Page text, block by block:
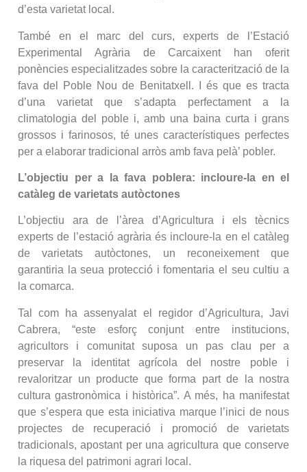
d’esta varietat local.
També en el marc del curs, experts de l’Estació
Experimental Agrària de Carcaixent han oferit
ponències especialitzades sobre la caracterització de la
fava del Poble Nou de Benitatxell. I és que es tracta
d’una varietat que s’adapta perfectament a la
climatologia del poble i, amb una baina curta i grans
grossos i farinosos, té unes característiques perfectes
per a elaborar tradicional arròs amb fava pelà’ pobler.
L’objectiu per a la fava poblera: incloure-la en el
catàleg de varietats autòctones
L’objectiu ara de l’àrea d’Agricultura i els tècnics
experts de l’estació agrària és incloure-la en el catàleg
de varietats autòctones, un reconeixement que
garantiria la seua protecció i fomentaria el seu cultiu a
la comarca.
Tal com ha assenyalat el regidor d’Agricultura, Javi
Cabrera, “este esforç conjunt entre institucions,
agricultors i comunitat suposa un pas clau per a
preservar la identitat agrícola del nostre poble i
revaloritzar un producte que forma part de la nostra
cultura gastronòmica i històrica”. A més, ha manifestat
que s’espera que esta iniciativa marque l’inici de nous
projectes de recuperació i promoció de varietats
tradicionals, apostant per una agricultura que conserve
la riquesa del patrimoni agrari local.